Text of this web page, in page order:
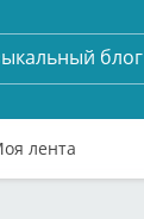
блог
лента